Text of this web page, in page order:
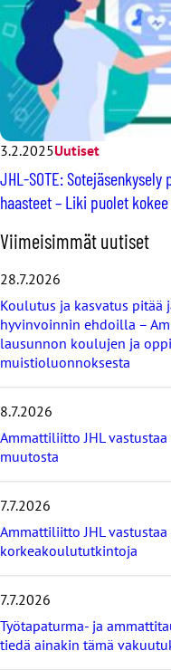
3.2.2025Uutiset
JHL-SOTE:
haasteet – Liki puolet
O
h
i
a
v
i
i
i
s
i
ä
t
u
t
i
s
e
t
Viimeisimmät uutiset
28.7.2026
Koulutus ja kasvatus pitää
hyvinvoinnin ehdoilla –
lausunnon koulujen ja
muistioluonnoksesta
8.7.2026
Ammattiliitto JHL
muutosta
7.7.2026
Ammattiliitto JHL
korkeakoulututkintoja
7.7.2026
Työtapaturma- ja
tiedä ainakin tämä